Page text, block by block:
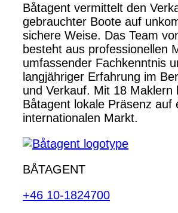
Båtagent vermittelt den
gebrauchter Boote auf
sichere Weise. Das Team
besteht aus professionellen
umfassender Fachkenntnis
langjähriger Erfahrung im
und Verkauf. Mit 18 Maklern
Båtagent lokale Präsenz auf
internationalen Markt.
BÅTAGENT
+46 10-1824700